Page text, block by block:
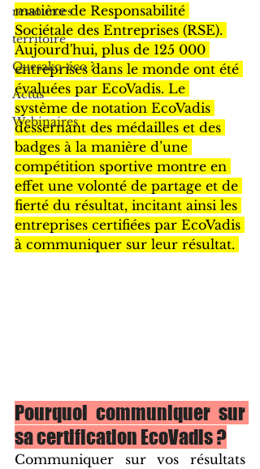
ressources
territoire
Quesako-éco ?
Actus
Webinaires
matière de Responsabilité
Sociétale des Entreprises (RSE).
Aujourd'hui, plus de 125 000
entreprises dans le monde ont été
évaluées par EcoVadis. Le
système de notation EcoVadis
dessernant des médailles et des
badges à la manière d’une
compétition sportive montre en
effet une volonté de partage et de
fierté du résultat, incitant ainsi les
entreprises certifiées par EcoVadis
à communiquer sur leur résultat.
Pourquoi communiquer sur
sa certification EcoVadis ?
Communiquer sur vos résultats